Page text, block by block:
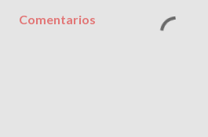
Comentarios